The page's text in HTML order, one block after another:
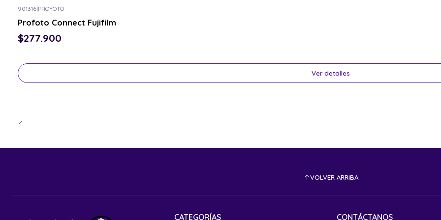
901316|PROFOTO
Profoto Connect Fujifilm
$277.900
Ver detalles
VOLVER ARRIBA
CATEGORÍAS CONTÁCTANOS